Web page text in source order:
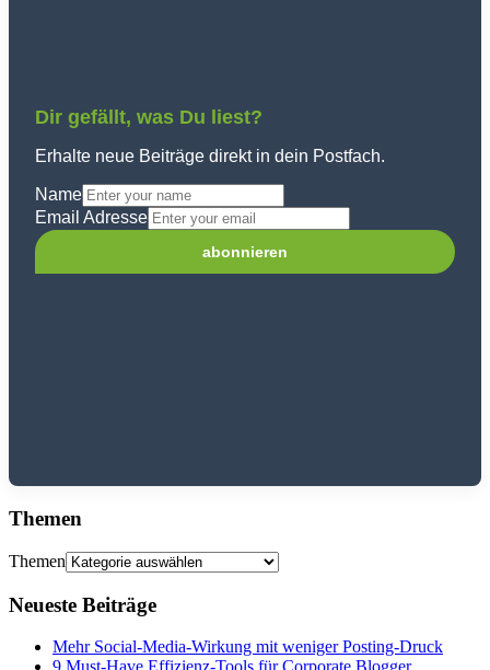
Dir gefällt, was Du liest?
Erhalte neue Beiträge direkt in dein Postfach.
Name
Email Adresse
Themen
Themen
Neueste Beiträge
Mehr Social-Media-Wirkung mit weniger Posting-Druck